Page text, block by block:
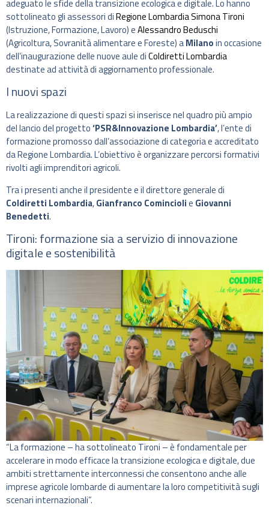
adeguato le sfide della transizione ecologica e digitale. Lo hanno
sottolineato gli assessori diRegione LombardiaSimona Tironi
(Istruzione, Formazione, Lavoro) eAlessandro Beduschi
(Agricoltura, Sovranità alimentare e Foreste) aMilanoin occasione
dell’inaugurazione delle nuove aule diColdiretti Lombardia
destinate ad attività di aggiornamento professionale.
I nuovi spazi
La realizzazione di questi spazi si inserisce nel quadro più ampio
del lancio del progetto‘PSR&Innovazione Lombardia’, l’ente di
formazione promosso dall’associazione di categoria e accreditato
da Regione Lombardia. L’obiettivo è organizzare percorsi formativi
rivolti agli imprenditori agricoli.
Tra i presenti anche il presidente e il direttore generale di
Coldiretti Lombardia,Gianfranco Cominciolie Giovanni
Benedetti.
Tironi: formazione sia a servizio di innovazione
digitale e sostenibilità
“La formazione – ha sottolineato Tironi – è fondamentale per
accelerare in modo efficace la transizione ecologica e digitale, due
ambiti strettamente interconnessi che consentono anche alle
imprese agricole lombarde di aumentare la loro competitività sugli
scenari internazionali”.